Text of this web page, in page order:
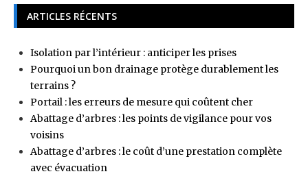
ARTICLES RÉCENTS
Isolation par l’intérieur : anticiper les prises
Pourquoi un bon drainage protège durablement les
terrains ?
Portail : les erreurs de mesure qui coûtent cher
Abattage d’arbres : les points de vigilance pour vos
voisins
Abattage d’arbres : le coût d’une prestation complète
avec évacuation